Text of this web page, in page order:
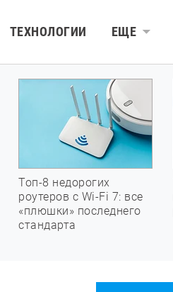
ТЕХНОЛОГИИ ЕЩЕ
Топ-8 недорогих
роутеров с Wi-Fi 7: все
«плюшки» последнего
стандарта